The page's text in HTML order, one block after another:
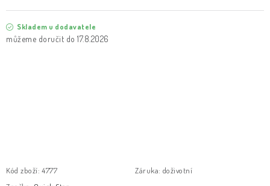
Skladem u dodavatele
17.8.2026
Kód zboží: 4777 Záruka: doživotní